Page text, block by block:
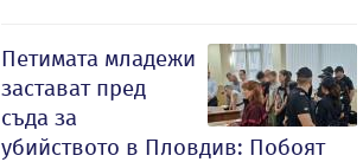
Петимата младежи
застават пред
съда за
убийството в Пловдив: Побоят